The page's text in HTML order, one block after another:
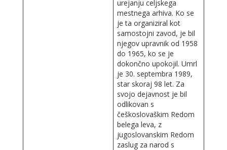
urejanju celjskega
mestnega arhiva. Ko se
je ta organiziral kot
samostojni zavod, je bil
njegov upravnik od 1958
do 1965, ko se je
dokončno upokojil. Umrl
je 30. septembra 1989,
star skoraj 98 let. Za
svojo dejavnost je bil
odlikovan s
češkoslovaškim Redom
belega leva, z
jugoslovanskim Redom
zaslug za narod s